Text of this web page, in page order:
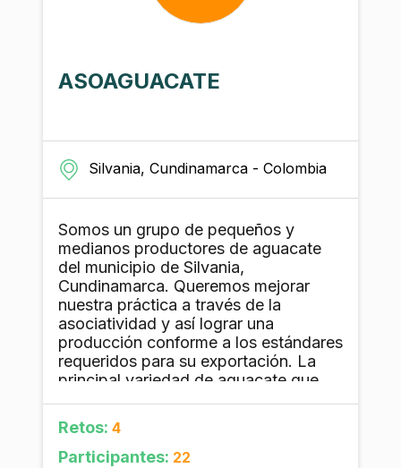
ASOAGUACATE
Silvania, Cundinamarca - Colombia
Somos un grupo de pequeños y
medianos productores de aguacate
del municipio de Silvania,
Cundinamarca. Queremos mejorar
nuestra práctica a través de la
asociatividad y así lograr una
producción conforme a los estándares
requeridos para su exportación. La
principal variedad de aguacate que
Nuestro interés permanente es
mejorar la calidad y precio de nuestra
producción.
Retos: 4
Participantes: 22